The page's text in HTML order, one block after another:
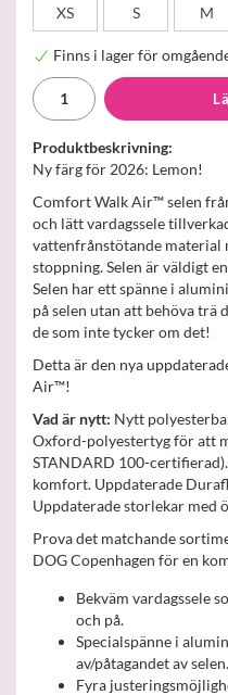
XS
S M
Finns i lager för
Produktbeskrivning:
Ny färg för 2026: Lemon!
Comfort Walk Air™ selen
och lätt vardagssele
vattenfrånstötande material
stoppning. Selen är väldigt
Selen har ett spänne i
på selen utan att behöva trä
de som inte tycker om det!
Detta är den nya
Air™!
Vad är nytt: Nytt
Oxford-polyestertyg för att
STANDARD 100-
komfort. Uppdaterade
Uppdaterade storlekar med
Prova det matchande
DOG Copenhagen för en
Bekväm vardagssele
och på.
Specialspänne i
av/påtagandet av selen.
Fyra